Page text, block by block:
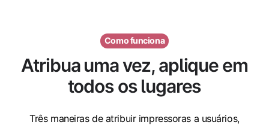
Como funciona
Atribua uma vez, aplique em
todos os lugares
Três maneiras de atribuir impressoras a usuários,